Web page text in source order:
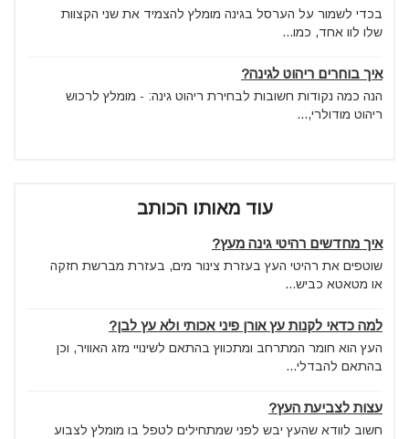
בכדי לשמור על הערסל בגינה מומלץ להצמיד את שני הקצוות
שלו לוו אחד, כמו...
איך בוחרים ריהוט לגינה?
הנה כמה נקודות חשובות לבחירת ריהוט גינה: - מומלץ לרכוש
ריהוט מודולרי,...
עוד מאותו הכותב
איך מחדשים רהיטי גינה מעץ?
שוטפים את רהיטי העץ בעזרת צינור מים, בעזרת מברשת חזקה
או מטאטא כביש...
למה כדאי לקנות עץ אורן פיני אכותי ולא עץ לבן?
העץ הוא חומר המתרחב ומתכווץ בהתאם לשינויי מזג האוויר, וכן
בהתאם להבדלי...
עצות לצביעת העץ?
חשוב לוודא שהעץ יבש לפני שמתחילים לטפל בו מומלץ לצבוע